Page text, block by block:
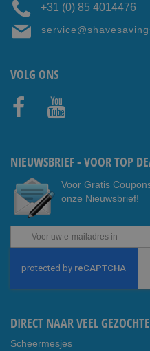
+31 (0) 85 4014476
VOLG ONS
NIEUWSBRIEF - VOOR TOP
Voor Gratis
onze Nieuwsbrief!
Abonneer
u
onze
nieuwsbrief
DIRECT NAAR VEEL
Scheermesjes